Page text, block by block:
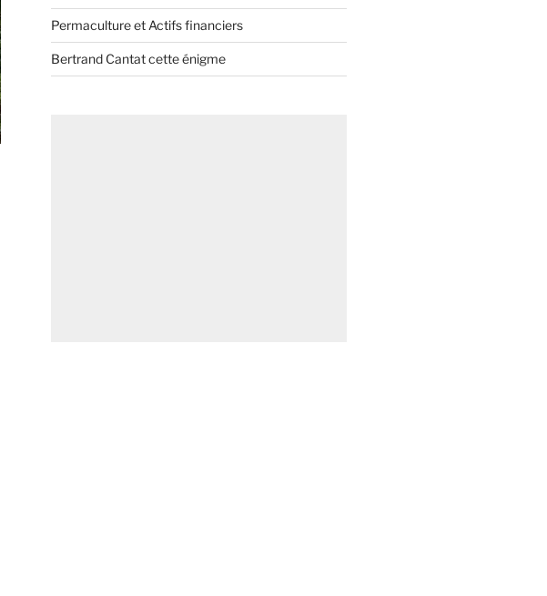
Permaculture et Actifs financiers
Bertrand Cantat cette énigme